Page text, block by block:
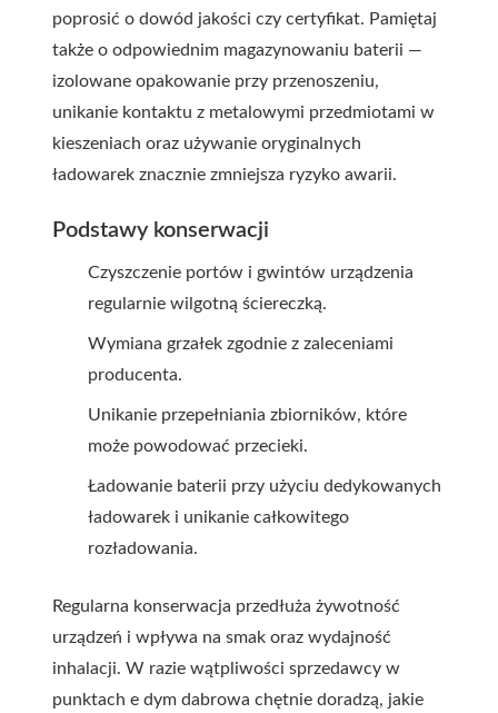
poprosić o dowód jakości czy certyfikat. Pamiętaj
także o odpowiednim magazynowaniu baterii —
izolowane opakowanie przy przenoszeniu,
unikanie kontaktu z metalowymi przedmiotami w
kieszeniach oraz używanie oryginalnych
ładowarek znacznie zmniejsza ryzyko awarii.
Podstawy konserwacji
Czyszczenie portów i gwintów urządzenia
regularnie wilgotną ściereczką.
Wymiana grzałek zgodnie z zaleceniami
producenta.
Unikanie przepełniania zbiorników, które
może powodować przecieki.
Ładowanie baterii przy użyciu dedykowanych
ładowarek i unikanie całkowitego
rozładowania.
Regularna konserwacja przedłuża żywotność
urządzeń i wpływa na smak oraz wydajność
inhalacji. W razie wątpliwości sprzedawcy w
punktach e dym dabrowa chętnie doradzą, jakie